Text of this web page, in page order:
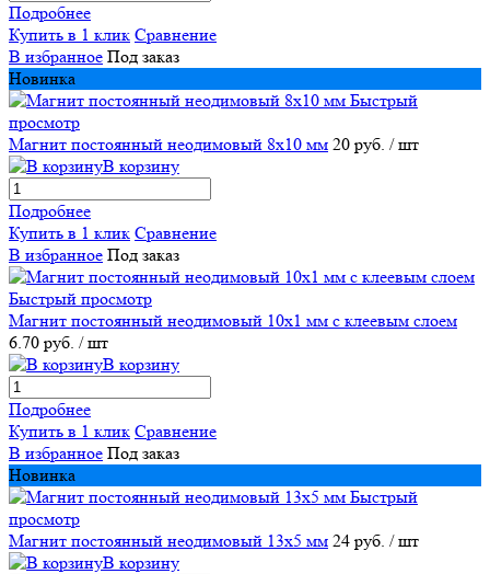
Подробнее
Купить в 1 клик Сравнение
В избранное Под заказ
Новинка
Быстрый
просмотр
Магнит постоянный неодимовый 8х10 мм 20 руб. / шт
В корзину
Подробнее
Купить в 1 клик Сравнение
В избранное Под заказ
Быстрый просмотр
Магнит постоянный неодимовый 10х1 мм с клеевым слоем
6.70 руб. / шт
В корзину
Подробнее
Купить в 1 клик Сравнение
В избранное Под заказ
Новинка
Быстрый
просмотр
Магнит постоянный неодимовый 13х5 мм 24 руб. / шт
В корзину